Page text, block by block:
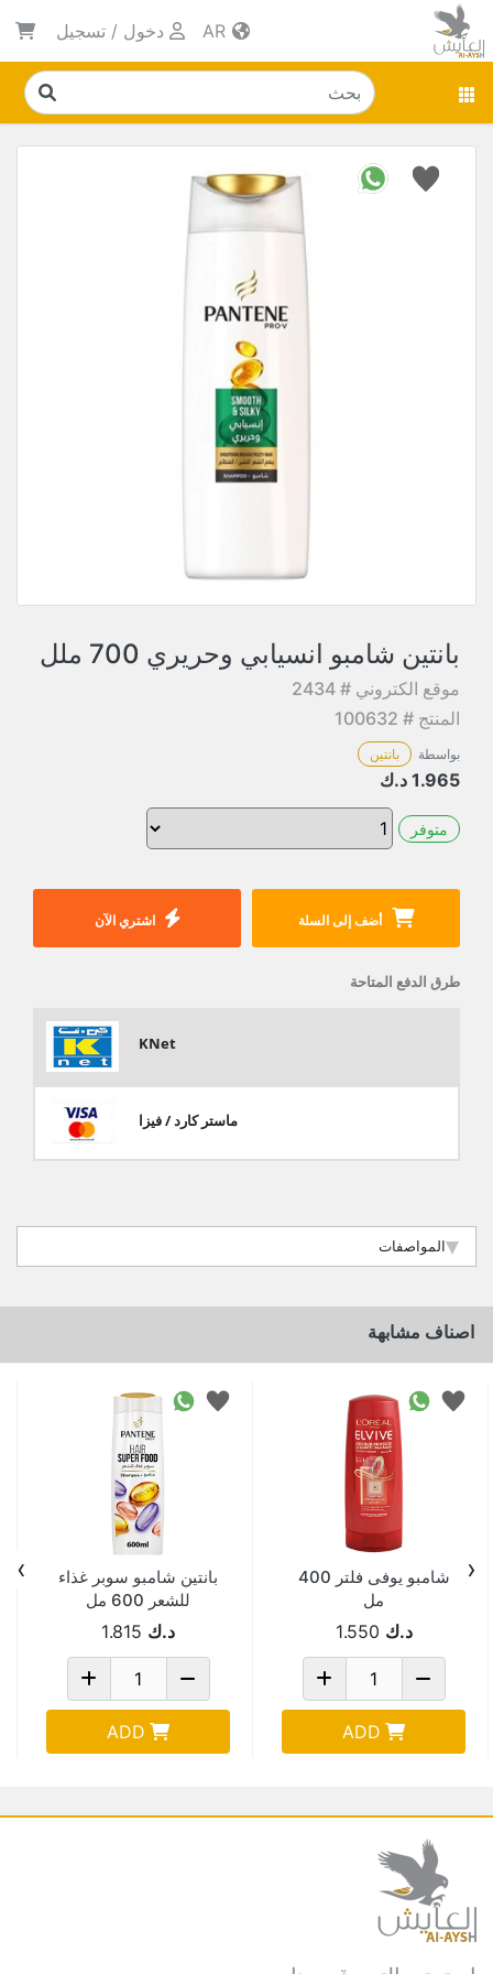
دخول / تسجيل
بانتين شامبو انسيابي وحريري 700 ملل
موقع الكتروني # 2434
المنتج # 100632
بواسطة بانتين
1.965 د.ك
متوفر
أضف إلى السلة اشتري الآن
طرق الدفع المتاحة
KNet
ماستر كارد / فيزا
المواصفات
اصناف مشابهة
شامبو يوفى فلتر 400
مل
د.ك 1.550
ADD
بانتين شامبو سوبر غذاء
للشعر 600 مل
د.ك 1.815
ADD
‹
›